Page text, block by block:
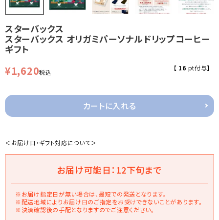
スターバックス
スターバックス オリガミパーソナルドリップコーヒー
ギフト
¥1,620税込
【 16 pt付与】
カートに入れる
＜お届け日・ギフト対応について＞
お届け可能日：12下旬まで
※お届け指定日が無い場合は、最短での発送となります。
※配送地域によりお届け日のご指定をお受けできないことがあります。
※決済確認後の手配となりますのでご注意ください。